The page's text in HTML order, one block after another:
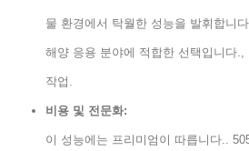
물 환경에서 탁월한 성능을 발휘합니
해양 응용 분야에 적합한 선택입니다
작업.
비용 및 전문화:
이 성능에는 프리미엄이 따릅니다..